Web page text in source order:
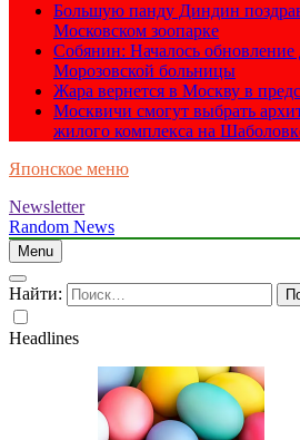
Большую панду Диндин
Московском зоопарке
Собянин: Началось обновление
Морозовской больницы
Жара вернется в Москву в
Москвичи смогут выбрать
жилого комплекса на
Японское меню
Newsletter
Random News
Menu
Найти:
Headlines